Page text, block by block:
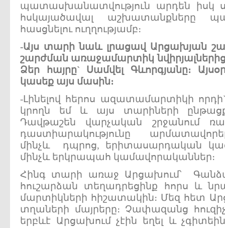
պատասխանատվություն արդեն իսկ
հսկայածավալ աշխատանքները
հասցնելու ուղղությամբ։
-Այս տարի նաև լրացավ Արցախյան
շարժման առաջամարտիկ
Ձեր
հայրը` Սամվել Գևորգյանը։
կասեք այս մասին։
-Լինելով հերոս ազատամարտիկի
կրողն եմ և այս տարիների
Դավթաշեն վարչական շրջանում
դաստիարակությունը
մինչև դպրոց, երիտասարդական
մինչև երկրապահ կամավորականներ։
Հինգ տարի առաջ Արցախում՝
հուշարձան տեղադրեցինք հորս և
մարտիկների հիշատակին։ Մեզ հետ
տղաների մայրերը։ Չափազանց
երբևէ Արցախում չէին եղել և